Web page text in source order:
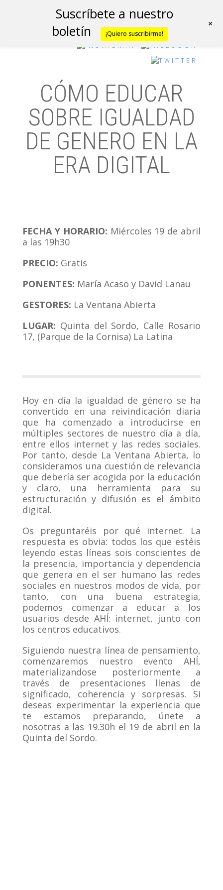
CÓMO EDUCAR
SOBRE IGUALDAD
DE GENERO EN LA
ERA DIGITAL
FECHA Y HORARIO: Miércoles 19 de abril
a las 19h30
PRECIO: Gratis
PONENTES: María Acaso y David Lanau
GESTORES: La Ventana Abierta
LUGAR: Quinta del Sordo, Calle Rosario
17, (Parque de la Cornisa) La Latina
Hoy en día la igualdad de género se ha
convertido en una reivindicación diaria
que ha comenzado a introducirse en
múltiples sectores de nuestro día a día,
entre ellos internet y las redes sociales.
Por tanto, desde La Ventana Abierta, lo
consideramos una cuestión de relevancia
que debería ser acogida por la educación
y claro, una herramienta para su
estructuración y difusión es el ámbito
digital.
Os preguntaréis por qué internet. La
respuesta es obvia: todos los que estéis
leyendo estas líneas sois conscientes de
la presencia, importancia y dependencia
que genera en el ser humano las redes
sociales en nuestros modos de vida, por
tanto, con una buena estrategia,
podemos comenzar a educar a los
usuarios desde AHÍ: internet, junto con
los centros educativos.
Siguiendo nuestra línea de pensamiento,
comenzaremos nuestro evento AHÍ,
materializandose posteriormente a
través de presentaciones llenas de
significado, coherencia y sorpresas. Si
deseas experimentar la experiencia que
te estamos preparando, únete a
nosotras a las 19.30h el 19 de abril en la
Quinta del Sordo.
Suscríbete a nuestro
boletín
¡Quiero suscribirme!
+